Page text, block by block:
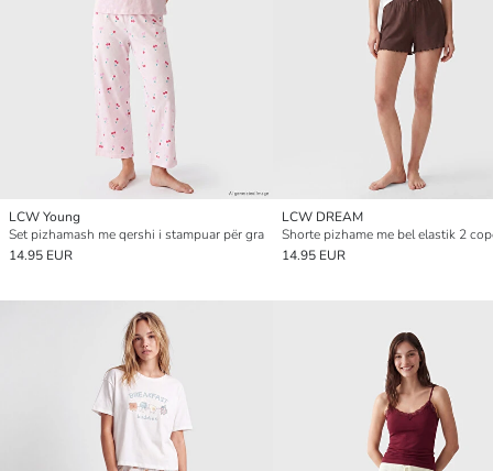
LCW Young
Set pizhamash me qershi i stampuar për gra
14.95 EUR
LCW DREAM
14.95 EUR